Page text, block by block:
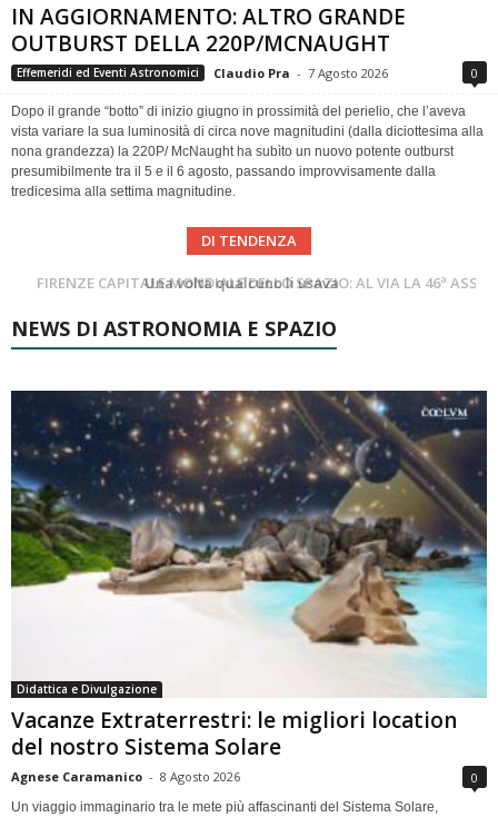
IN AGGIORNAMENTO: ALTRO GRANDE
OUTBURST DELLA 220P/MCNAUGHT
Effemeridi ed Eventi Astronomici Claudio Pra - 7 Agosto 2026 0
Dopo il grande “botto” di inizio giugno in prossimità del perielio, che l’aveva
vista variare la sua luminosità di circa nove magnitudini (dalla diciottesima alla
nona grandezza) la 220P/ McNaught ha subìto un nuovo potente outburst
presumibilmente tra il 5 e il 6 agosto, passando improvvisamente dalla
tredicesima alla settima magnitudine.
DI TENDENZA
FIRENZE CAPITALE MONDIALE DELLO SPAZIO: AL VIA LA 46ª ASSEMBLEA SCIENTIFICA DEL COSPAR
Cielo del Mese di Agosto 2026
NEWS DI ASTRONOMIA E SPAZIO
Didattica e Divulgazione
Vacanze Extraterrestri: le migliori location
del nostro Sistema Solare
Agnese Caramanico - 8 Agosto 2026 0
Un viaggio immaginario tra le mete più affascinanti del Sistema Solare,